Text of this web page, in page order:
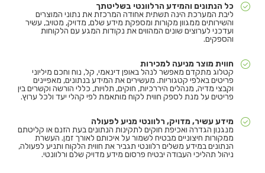
כל הנתונים והמידע הרלוונטי בשליטתך
ליבת המערכת הינה תשתית אחודה המרכזת את נתוני המוצרים
והשירותים ממגוון מקורות ומספקת מידע שלם, מדויק, מטויב, עשיר
ועדכני לערוצים שונים המהווים את נקודות המגע עם הלקוחות
והספקים.
חווית מוצר מניעה למכירות
קטלוג מתקדם מאפשר לנהל באופן דינאמי, קל, נוח וחכם מיליוני
פריטים באלפי קטגוריות. מעשירים את המידע בנתונים, מאפיינים
וקבצי מדיה, מנהלים היררכיות, חוקים, תלויות, כללי הורשה וקשרים בין
פריטים על מנת לספק חווית לקוח מותאמת לפי קהלי יעד ולכל ערוץ.
מידע עשיר, מדויק, רלוונטי מניע לפעולה
מנגנון הגדרה ואכיפת חוקים לתקינות הנתונים בעת הזנם או קליטתם
ממקורות חיצוניים מבטיח לשמור על איכותם לאורך זמן. העשרת
הנתונים במידע משלים רלוונטי תגביר את חווית הלקוח ותניע לפעולה,
ניהול תהליכי העבודה יבטיח פרסום מידע מדויק שלם ורלוונטי.